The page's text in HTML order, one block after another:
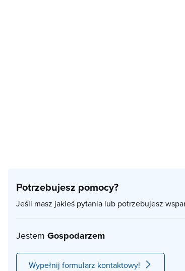
Potrzebujesz pomocy?
Jeśli masz jakieś pytania lub potrzebujesz
Jestem Gospodarzem
Wypełnij formularz kontaktowy!